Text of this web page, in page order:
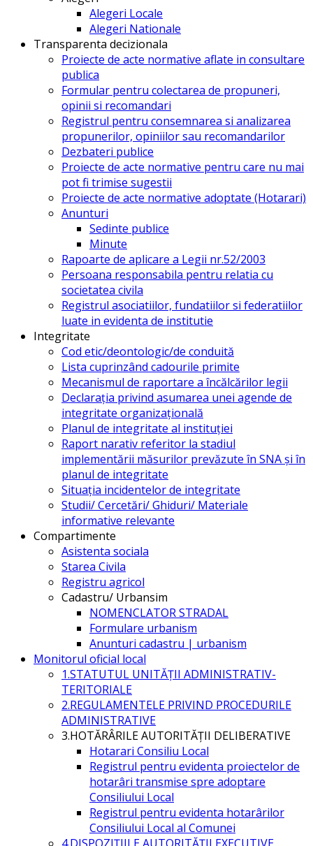
Alegeri Locale
Alegeri Nationale
Transparenta decizionala
Proiecte de acte normative aflate in consultare
publica
Formular pentru colectarea de propuneri,
opinii si recomandari
Registrul pentru consemnarea si analizarea
propunerilor, opiniilor sau recomandarilor
Dezbateri publice
Proiecte de acte normative pentru care nu mai
pot fi trimise sugestii
Proiecte de acte normative adoptate (Hotarari)
Anunturi
Sedinte publice
Minute
Rapoarte de aplicare a Legii nr.52/2003
Persoana responsabila pentru relatia cu
societatea civila
Registrul asociatiilor, fundatiilor si federatiilor
luate in evidenta de institutie
Integritate
Cod etic/deontologic/de conduită
Lista cuprinzând cadourile primite
Mecanismul de raportare a încălcărilor legii
Declarația privind asumarea unei agende de
integritate organizațională
Planul de integritate al instituției
Raport narativ referitor la stadiul
implementării măsurilor prevăzute în SNA și în
planul de integritate
Situația incidentelor de integritate
Studii/ Cercetări/ Ghiduri/ Materiale
informative relevante
Compartimente
Asistenta sociala
Starea Civila
Registru agricol
Cadastru/ Urbansim
NOMENCLATOR STRADAL
Formulare urbanism
Anunturi cadastru | urbanism
Monitorul oficial local
1.STATUTUL UNITĂŢII ADMINISTRATIV-
TERITORIALE
2.REGULAMENTELE PRIVIND PROCEDURILE
ADMINISTRATIVE
3.HOTĂRÂRILE AUTORITĂŢII DELIBERATIVE
Hotarari Consiliu Local
Registrul pentru evidenta proiectelor de
hotarâri transmise spre adoptare
Consiliului Local
Registrul pentru evidenta hotarârilor
Consiliului Local al Comunei